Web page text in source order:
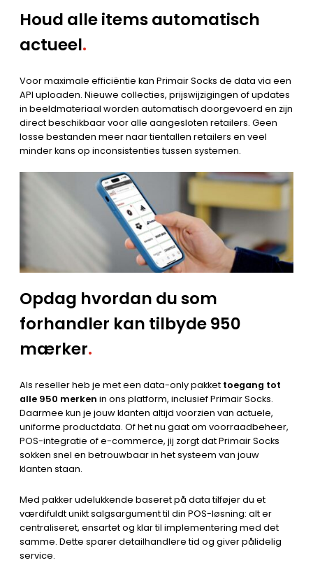
Houd alle items automatisch
actueel.
Voor maximale efficiëntie kan Primair Socks de data via een
API uploaden. Nieuwe collecties, prijswijzigingen of updates
in beeldmateriaal worden automatisch doorgevoerd en zijn
direct beschikbaar voor alle aangesloten retailers. Geen
losse bestanden meer naar tientallen retailers en veel
minder kans op inconsistenties tussen systemen.
Opdag hvordan du som
forhandler kan tilbyde 950
mærker.
Als reseller heb je met een data-only pakket toegang tot
alle 950 merken in ons platform, inclusief Primair Socks.
Daarmee kun je jouw klanten altijd voorzien van actuele,
uniforme productdata. Of het nu gaat om voorraadbeheer,
POS-integratie of e-commerce, jij zorgt dat Primair Socks
sokken snel en betrouwbaar in het systeem van jouw
klanten staan.
Med pakker udelukkende baseret på data tilføjer du et
værdifuldt unikt salgsargument til din POS-løsning: alt er
centraliseret, ensartet og klar til implementering med det
samme. Dette sparer detailhandlere tid og giver pålidelig
service.